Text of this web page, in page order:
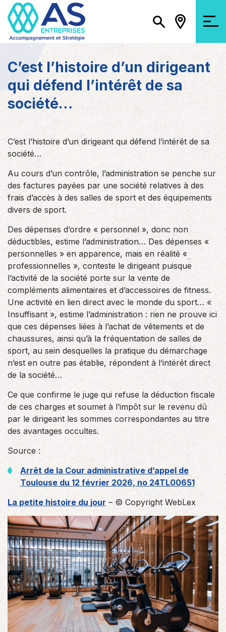
C’est l’histoire d’un dirigeant
qui défend l’intérêt de sa
société…
C’est l’histoire d’un dirigeant qui défend l’intérêt de sa
société…
Au cours d’un contrôle, l’administration se penche sur
des factures payées par une société relatives à des
frais d’accès à des salles de sport et des équipements
divers de sport.
Des dépenses d’ordre « personnel », donc non
déductibles, estime l’administration… Des dépenses «
personnelles » en apparence, mais en réalité «
professionnelles », conteste le dirigeant puisque
l’activité de la société porte sur la vente de
compléments alimentaires et d’accessoires de fitness.
Une activité en lien direct avec le monde du sport… «
Insuffisant », estime l’administration : rien ne prouve ici
que ces dépenses liées à l’achat de vêtements et de
chaussures, ainsi qu’à la fréquentation de salles de
sport, au sein desquelles la pratique du démarchage
n’est en outre pas établie, répondent à l’intérêt direct
de la société…
Ce que confirme le juge qui refuse la déduction fiscale
de ces charges et soumet à l’impôt sur le revenu dû
par le dirigeant les sommes correspondantes au titre
des avantages occultes.
Source :
Arrêt de la Cour administrative d’appel de
Toulouse du 12 février 2026, no 24TL00651
La petite histoire du jour – © Copyright WebLex